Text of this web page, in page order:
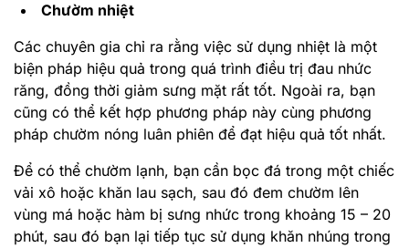
Chườm nhiệt
Các chuyên gia chỉ ra rằng việc sử dụng nhiệt là một
biện pháp hiệu quả trong quá trình điều trị đau nhức
răng, đồng thời giảm sưng mặt rất tốt. Ngoài ra, bạn
cũng có thể kết hợp phương pháp này cùng phương
pháp chườm nóng luân phiên để đạt hiệu quả tốt nhất.
Để có thể chườm lạnh, bạn cần bọc đá trong một chiếc
vải xô hoặc khăn lau sạch, sau đó đem chườm lên
vùng má hoặc hàm bị sưng nhức trong khoảng 15 – 20
phút, sau đó bạn lại tiếp tục sử dụng khăn nhúng trong